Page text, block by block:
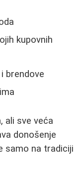
kupovnih
brendove
ali sve veća
donošenje
samo na tradiciji